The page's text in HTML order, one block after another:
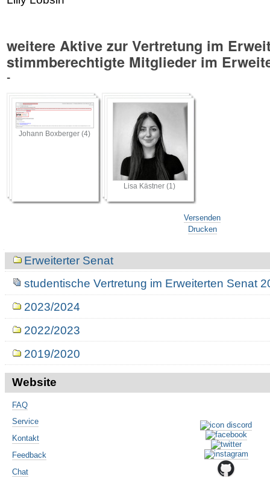
weitere Aktive zur Vertretung im
stimmberechtigte Mitglieder im
-
Johann Boxberger (4)
Lisa Kästner (1)
Versenden
Drucken
NavigationErweiterter Senat
studentische Vertretung im Erweiterten Senat
2023/2024
2022/2023
2019/2020
Website
FAQ
Service
Kontakt
Feedback
Chat